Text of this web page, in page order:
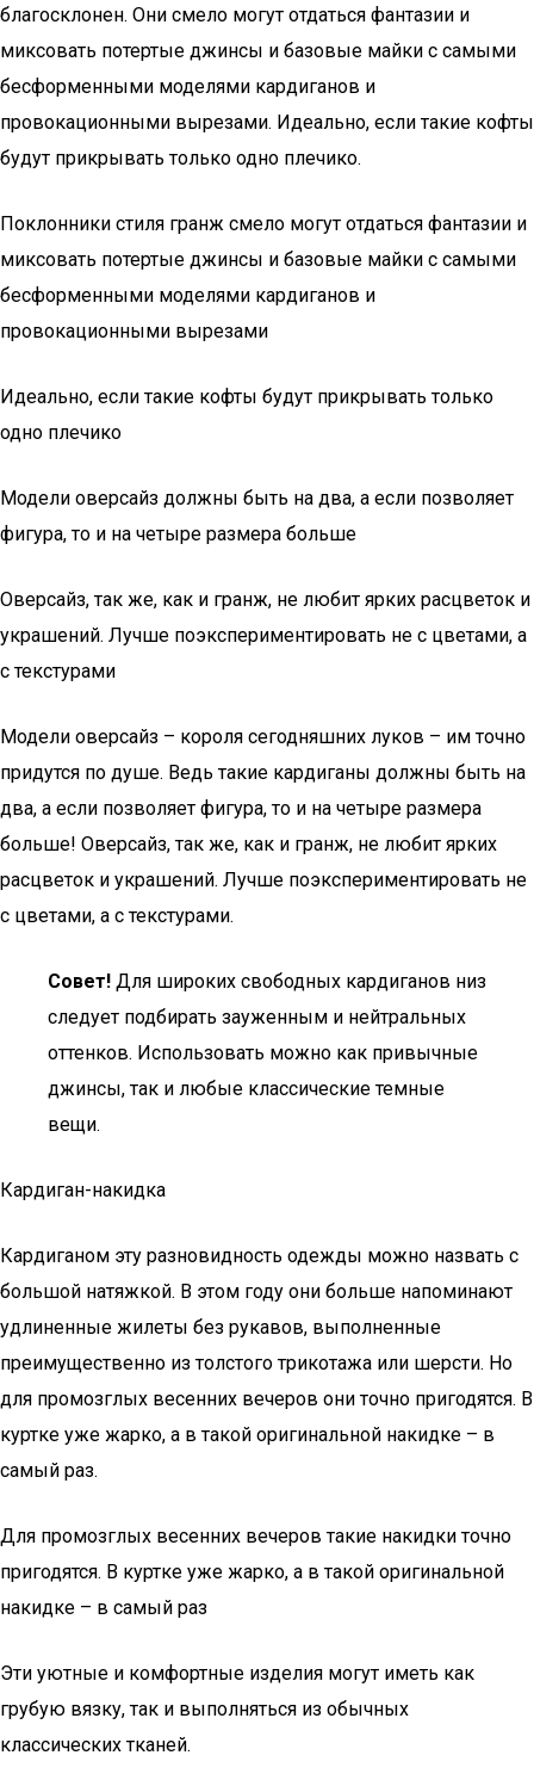
благосклонен. Они смело могут отдаться фантазии и
миксовать потертые джинсы и базовые майки с самыми
бесформенными моделями кардиганов и
провокационными вырезами. Идеально, если такие кофты
будут прикрывать только одно плечико.
Поклонники стиля гранж смело могут отдаться фантазии и
миксовать потертые джинсы и базовые майки с самыми
бесформенными моделями кардиганов и
провокационными вырезами
Идеально, если такие кофты будут прикрывать только
одно плечико
Модели оверсайз должны быть на два, а если позволяет
фигура, то и на четыре размера больше
Оверсайз, так же, как и гранж, не любит ярких расцветок и
украшений. Лучше поэкспериментировать не с цветами, а
с текстурами
Модели оверсайз – короля сегодняшних луков – им точно
придутся по душе. Ведь такие кардиганы должны быть на
два, а если позволяет фигура, то и на четыре размера
больше! Оверсайз, так же, как и гранж, не любит ярких
расцветок и украшений. Лучше поэкспериментировать не
с цветами, а с текстурами.
Совет! Для широких свободных кардиганов низ
следует подбирать зауженным и нейтральных
оттенков. Использовать можно как привычные
джинсы, так и любые классические темные
вещи.
Кардиган-накидка
Кардиганом эту разновидность одежды можно назвать с
большой натяжкой. В этом году они больше напоминают
удлиненные жилеты без рукавов, выполненные
преимущественно из толстого трикотажа или шерсти. Но
для промозглых весенних вечеров они точно пригодятся. В
куртке уже жарко, а в такой оригинальной накидке – в
самый раз.
Для промозглых весенних вечеров такие накидки точно
пригодятся. В куртке уже жарко, а в такой оригинальной
накидке – в самый раз
Эти уютные и комфортные изделия могут иметь как
грубую вязку, так и выполняться из обычных
классических тканей.